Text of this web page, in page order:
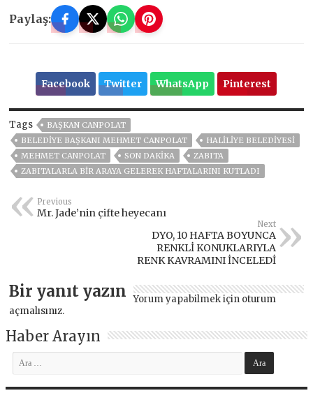
Paylaş:
Facebook Twitter WhatsApp Pinterest
Tags
BAŞKAN CANPOLAT
BELEDIYE BAŞKANI MEHMET CANPOLAT
HALİLİYE BELEDİYESİ
MEHMET CANPOLAT
SON DAKIKA
ZABITA
ZABITALARLA BİR ARAYA GELEREK HAFTALARINI KUTLADI
Previous
Mr. Jade’nin çifte heyecanı
Next
DYO, 10 HAFTA BOYUNCA
RENKLİ KONUKLARIYLA
RENK KAVRAMINI İNCELEDİ
Bir yanıt yazın Yorum yapabilmek için oturum
açmalısınız.
Haber Arayın